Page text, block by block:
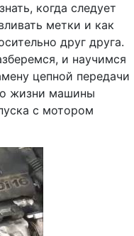
когда следует
метки и как
друг друга.
и научимся
цепной передачи
жизни машины
с мотором